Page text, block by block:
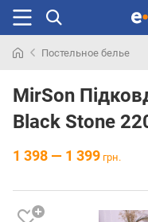
раньше
Постельное белье
MirSon
Black Stone
1 398 — 1 399 грн.